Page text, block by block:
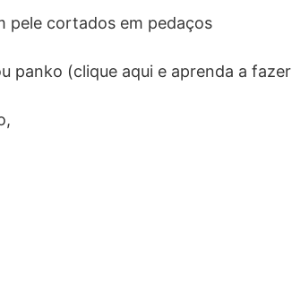
pele cortados em pedaços
panko (clique aqui e aprenda a fazer